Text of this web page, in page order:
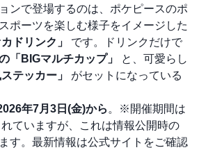
ンで登場するのは、ポケピースのポ
ポーツを楽しむ様子をイメージした
ドリンク」
です。ドリンクだけで
「BIGマルチカップ」
と、可愛らし
テッカー」
がセットになっている
年7月3日(金)から 。※開催期間は
れていますが、これは情報公開時の
す。最新情報は公式サイトをご確認